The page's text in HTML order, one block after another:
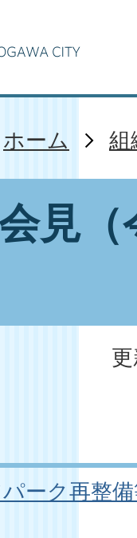
ホーム 組
見
ーク再整